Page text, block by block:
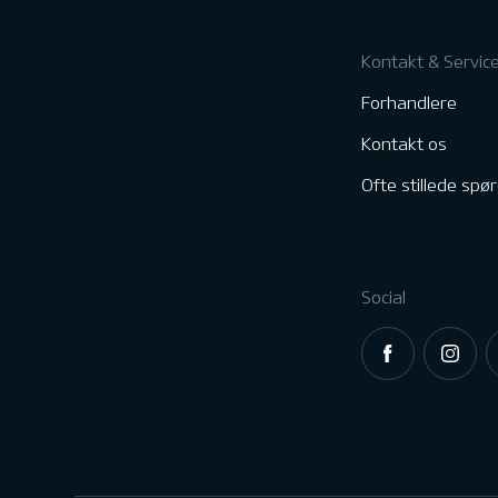
Kontakt & Service
Forhandlere
Kontakt os
Ofte stillede
Social